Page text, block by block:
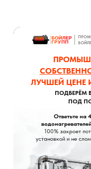
Ответьте на
водонагревателей
100% закроет
установкой и не
ЛУЧШЕЙ ЦЕНЕ
ПОДБЕРЁМ
ПОД